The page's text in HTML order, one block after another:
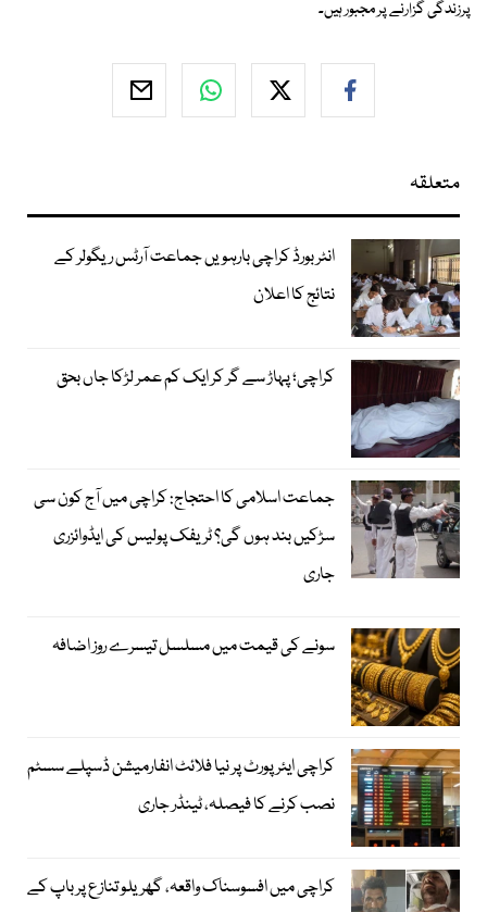
پرزندگی گزارنے پر مجبور ہیں۔
متعلقہ
انٹر بورڈ کراچی بارہویں جماعت آرٹس ریگولر کے
نتائج کا اعلان
کراچی؛ پہاڑ سے گر کر ایک کم عمر لڑکا جاں بحق
جماعت اسلامی کا احتجاج: کراچی میں آج کون سی
سڑکیں بند ہوں گی؟ ٹریفک پولیس کی ایڈوائزری
جاری
سونے کی قیمت میں مسلسل تیسرے روز اضافہ
کراچی ایئرپورٹ پر نیا فلائٹ انفارمیشن ڈسپلے سسٹم
نصب کرنے کا فیصلہ، ٹینڈر جاری
کراچی میں افسوسناک واقعہ، گھریلو تنازع پر باپ کے